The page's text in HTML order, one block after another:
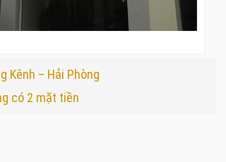
Kênh – Hải Phòng
có 2 mặt tiền